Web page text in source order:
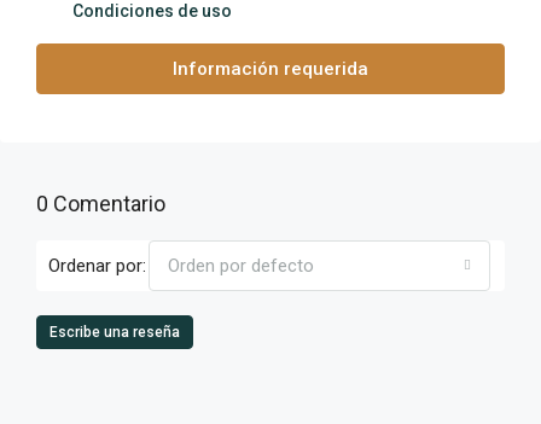
Condiciones de uso
Información requerida
0 Comentario
Ordenar por: Orden por defecto
Escribe una reseña